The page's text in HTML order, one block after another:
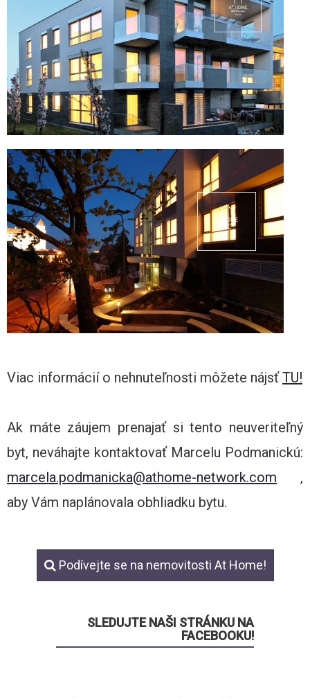
Viac informácií o nehnuteľnosti môžete nájsťTU!
Ak máte záujem prenajať si tento neuveriteľný
byt, neváhajte kontaktovať Marcelu Podmanickú:
marcela.podmanicka@athome-network.com ,
aby Vám naplánovala obhliadku bytu.
Podívejte se na nemovitosti At Home!
SLEDUJTE NAŠI STRÁNKU NA
FACEBOOKU!